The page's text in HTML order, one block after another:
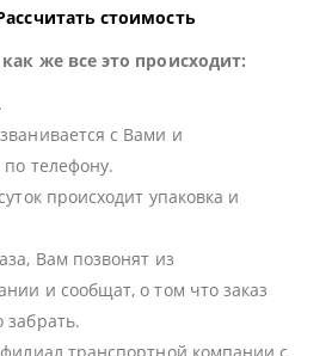
стоимость
же все это происходит:
с Вами и
по телефону.
происходит упаковка и
Вам позвонят из
и сообщат, о том что заказ